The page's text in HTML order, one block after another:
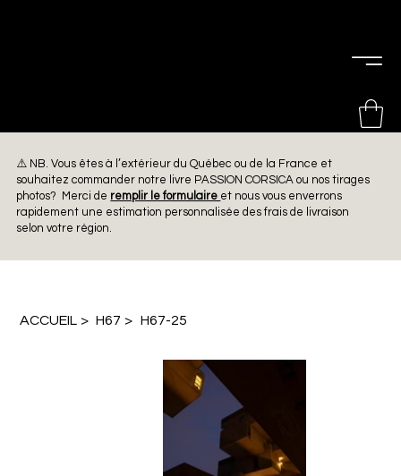
⚠️ NB. Vous êtes à l’extérieur du Québec ou de la France et
souhaitez commander notre livre PASSION CORSICA ou nos tirages
photos? Merci de remplir le formulaire et nous vous enverrons
rapidement une estimation personnalisée des frais de livraison
selon votre région.
ACCUEIL > H67 > H67-25